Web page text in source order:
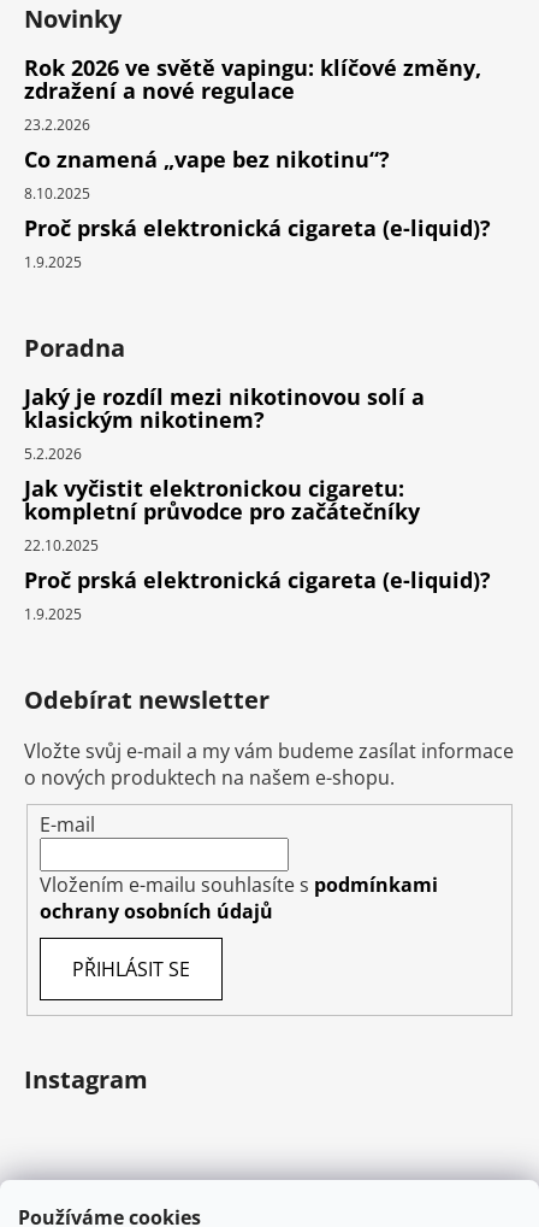
Používáme cookies
Novinky
Rok 2026 ve světě vapingu: klíčové změny,
zdražení a nové regulace
23.2.2026
Co znamená „vape bez nikotinu“?
8.10.2025
Proč prská elektronická cigareta (e-liquid)?
1.9.2025
Poradna
Jaký je rozdíl mezi nikotinovou solí a
klasickým nikotinem?
5.2.2026
Jak vyčistit elektronickou cigaretu:
kompletní průvodce pro začátečníky
22.10.2025
Proč prská elektronická cigareta (e-liquid)?
1.9.2025
Odebírat newsletter
Vložte svůj e-mail a my vám budeme zasílat informace
o nových produktech na našem e-shopu.
E-mail
Vložením e-mailu souhlasíte s podmínkami
ochrany osobních údajů
PŘIHLÁSIT SE
Instagram